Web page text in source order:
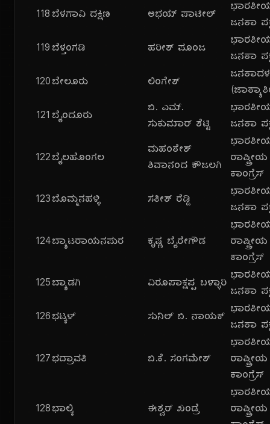
118 ಬೆಳಗಾವಿ ದಕ್ಷಿಣ ಅಭಯ್ ಪಾಟೀಲ್
ಜನತಾ
119 ಬೆಳ್ತಂಗಡಿ ಹರೀಶ್ ಪೂಂಜ
ಜನತಾ
120ಬೇಲೂರು ಲಿಂಗೇಶ್
ಜನತಾದಳ
121 ಬೈಂದೂರು
ಬಿ. ಎಮ್.
ಸುಕುಮಾರ್ ಶೆಟ್ಟಿ
ಜನತಾ
122ಬೈಲಹೊಂಗಲ
ಮಹಂತೇಶ್
ಶಿವಾನಂದ ಕೌಜಲಗಿ
ರಾಷ್ಟ್ರೀಯ
ಕಾಂಗ್ರೆಸ್
123ಬೊಮ್ಮನಹಳ್ಳಿ ಸತೀಶ್ ರೆಡ್ಡಿ
ಜನತಾ
124ಬ್ಯಾಟರಾಯನಪುರ ಕೃಷ್ಣ ಬೈರೇಗೌಡ
ರಾಷ್ಟ್ರೀಯ
ಕಾಂಗ್ರೆಸ್
125ಬ್ಯಾಡಗಿ ವಿರೂಪಾಕ್ಷಪ್ಪ ಬಳ್ಳಾರಿ
ಜನತಾ
126ಭಟ್ಕಳ್ ಸುನಿಲ್ ಬಿ. ನಾಯಕ್
ಜನತಾ
127ಭದ್ರಾವತಿ ಬಿ.ಕೆ. ಸಂಗಮೇಶ್
ರಾಷ್ಟ್ರೀಯ
ಕಾಂಗ್ರೆಸ್
128ಭಾಲ್ಕಿ ಈಶ್ವರ್ ಖಂಡ್ರೆ
ರಾಷ್ಟ್ರೀಯ